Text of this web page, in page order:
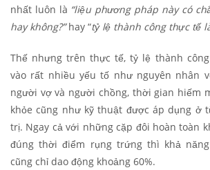
nhất luôn là “liệu phương pháp này có
hay không?”hay “tỷ lệ thành công thực tế
Thế nhưng trên thực tế, tỷ lệ thành công
vào rất nhiều yếu tố như nguyên nhân
người vợ và người chồng, thời gian hiếm
khỏe cũng như kỹ thuật được áp dụng ở
trị. Ngay cả với những cặp đôi hoàn toàn
đúng thời điểm rụng trứng thì khả
cũng chỉ dao động khoảng 60%.